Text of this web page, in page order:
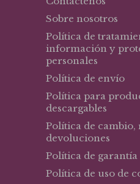
Sobre nosotros
Política de
información y
personales
Política de envío
Política para
descargables
Política de cambio,
devoluciones
Política de garantía
Política de uso de